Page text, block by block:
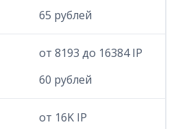
65 рублей
от 8193 до 16384 IP
60 рублей
от 16K IP